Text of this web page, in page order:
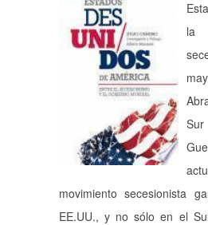
movimiento secesionista
EE.UU., y no sólo en el